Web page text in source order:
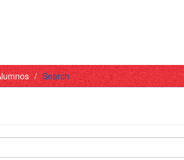
Search